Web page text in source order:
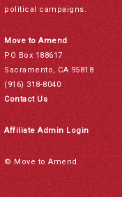
political campaigns.
Move to Amend
PO Box 188617
Sacramento, CA 95818
(916) 318-8040
Contact Us
Affiliate Admin Login
© Move to Amend